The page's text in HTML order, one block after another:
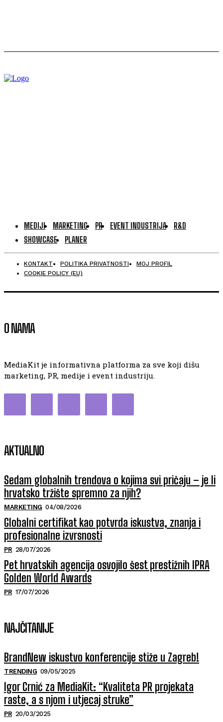
MEDIJI MARKETING PR EVENT INDUSTRIJA
R&D
SHOWCASE
PLANER
KONTAKT POLITIKA PRIVATNOSTI
MOJ PROFIL
COOKIE POLICY (EU)
O NAMA
MediaKit je informativna platforma za sve koji dišu
marketing, PR, medije i event industriju.
AKTUALNO
Sedam globalnih trendova o kojima svi pričaju – je li
hrvatsko tržište spremno za njih?
MARKETING 04/08/2026
Globalni certifikat kao potvrda iskustva, znanja i
profesionalne izvrsnosti
PR 28/07/2026
Pet hrvatskih agencija osvojilo šest prestižnih IPRA
Golden World Awards
PR 17/07/2026
NAJČITANIJE
BrandNew iskustvo konferencije stiže u Zagreb!
TRENDING 09/05/2025
Igor Crnić za MediaKit: “Kvaliteta PR projekata
raste, a s njom i utjecaj struke”
PR 20/03/2025